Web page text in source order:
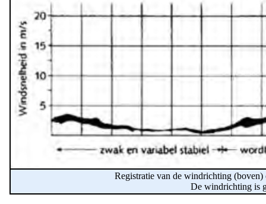
Registratie van de windrichting
De windrichting is